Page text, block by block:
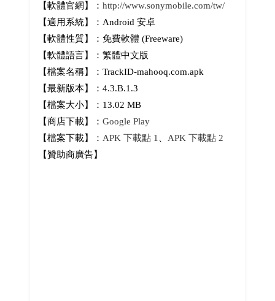
【軟體官網】： http://www.sonymobile.com/tw/
【適用系統】：Android 安卓
【軟體性質】：免費軟體 (Freeware)
【軟體語言】：繁體中文版
【檔案名稱】：TrackID-mahooq.com.apk
【最新版本】：4.3.B.1.3
【檔案大小】：13.02 MB
【商店下載】： Google Play
【檔案下載】： APK 下載點 1、 APK 下載點 2
【贊助商廣告】